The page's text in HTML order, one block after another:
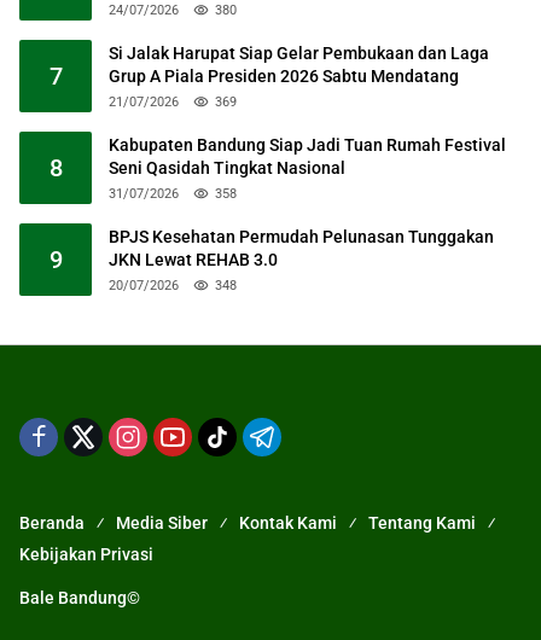
24/07/2026 380
7
Si Jalak Harupat Siap Gelar Pembukaan dan Laga
Grup A Piala Presiden 2026 Sabtu Mendatang
21/07/2026 369
8
Kabupaten Bandung Siap Jadi Tuan Rumah Festival
Seni Qasidah Tingkat Nasional
31/07/2026 358
9
BPJS Kesehatan Permudah Pelunasan Tunggakan
JKN Lewat REHAB 3.0
20/07/2026 348
Beranda Media Siber Kontak Kami
Tentang Kami
Kebijakan Privasi
Bale Bandung©